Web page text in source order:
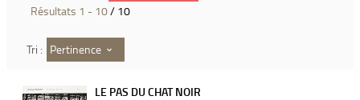
Résultats 1 - 10/ 10
Tri : Pertinence
LE PAS DU CHAT NOIR